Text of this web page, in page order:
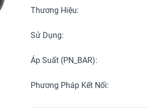
Thương Hiệu:
Sử Dụng:
Áp Suất (PN_BAR):
Phương Pháp Kết Nối: